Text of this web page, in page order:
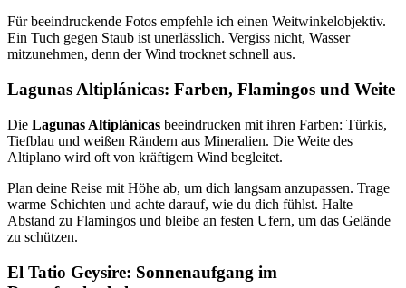
Für beeindruckende Fotos empfehle ich einen Weitwinkelobjektiv.
Ein Tuch gegen Staub ist unerlässlich. Vergiss nicht, Wasser
mitzunehmen, denn der Wind trocknet schnell aus.
Lagunas Altiplánicas: Farben, Flamingos und Weite
Die Lagunas Altiplánicas beeindrucken mit ihren Farben: Türkis,
Tiefblau und weißen Rändern aus Mineralien. Die Weite des
Altiplano wird oft von kräftigem Wind begleitet.
Plan deine Reise mit Höhe ab, um dich langsam anzupassen. Trage
warme Schichten und achte darauf, wie du dich fühlst. Halte
Abstand zu Flamingos und bleibe an festen Ufern, um das Gelände
zu schützen.
El Tatio Geysire: Sonnenaufgang im